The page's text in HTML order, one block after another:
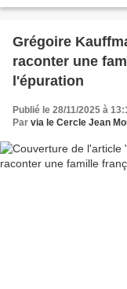
Grégoire
raconter une
l'épuration
Publié le 28/11/2025 à
Par via le Cercle Jean